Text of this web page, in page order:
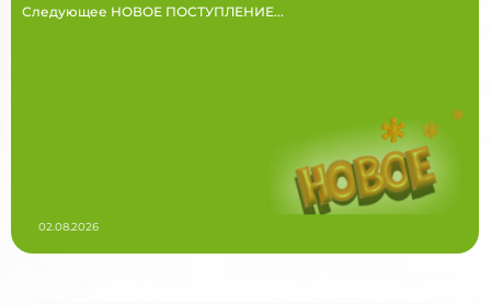
Следующее НОВОЕ ПОСТУПЛЕНИЕ...
02.08.2026